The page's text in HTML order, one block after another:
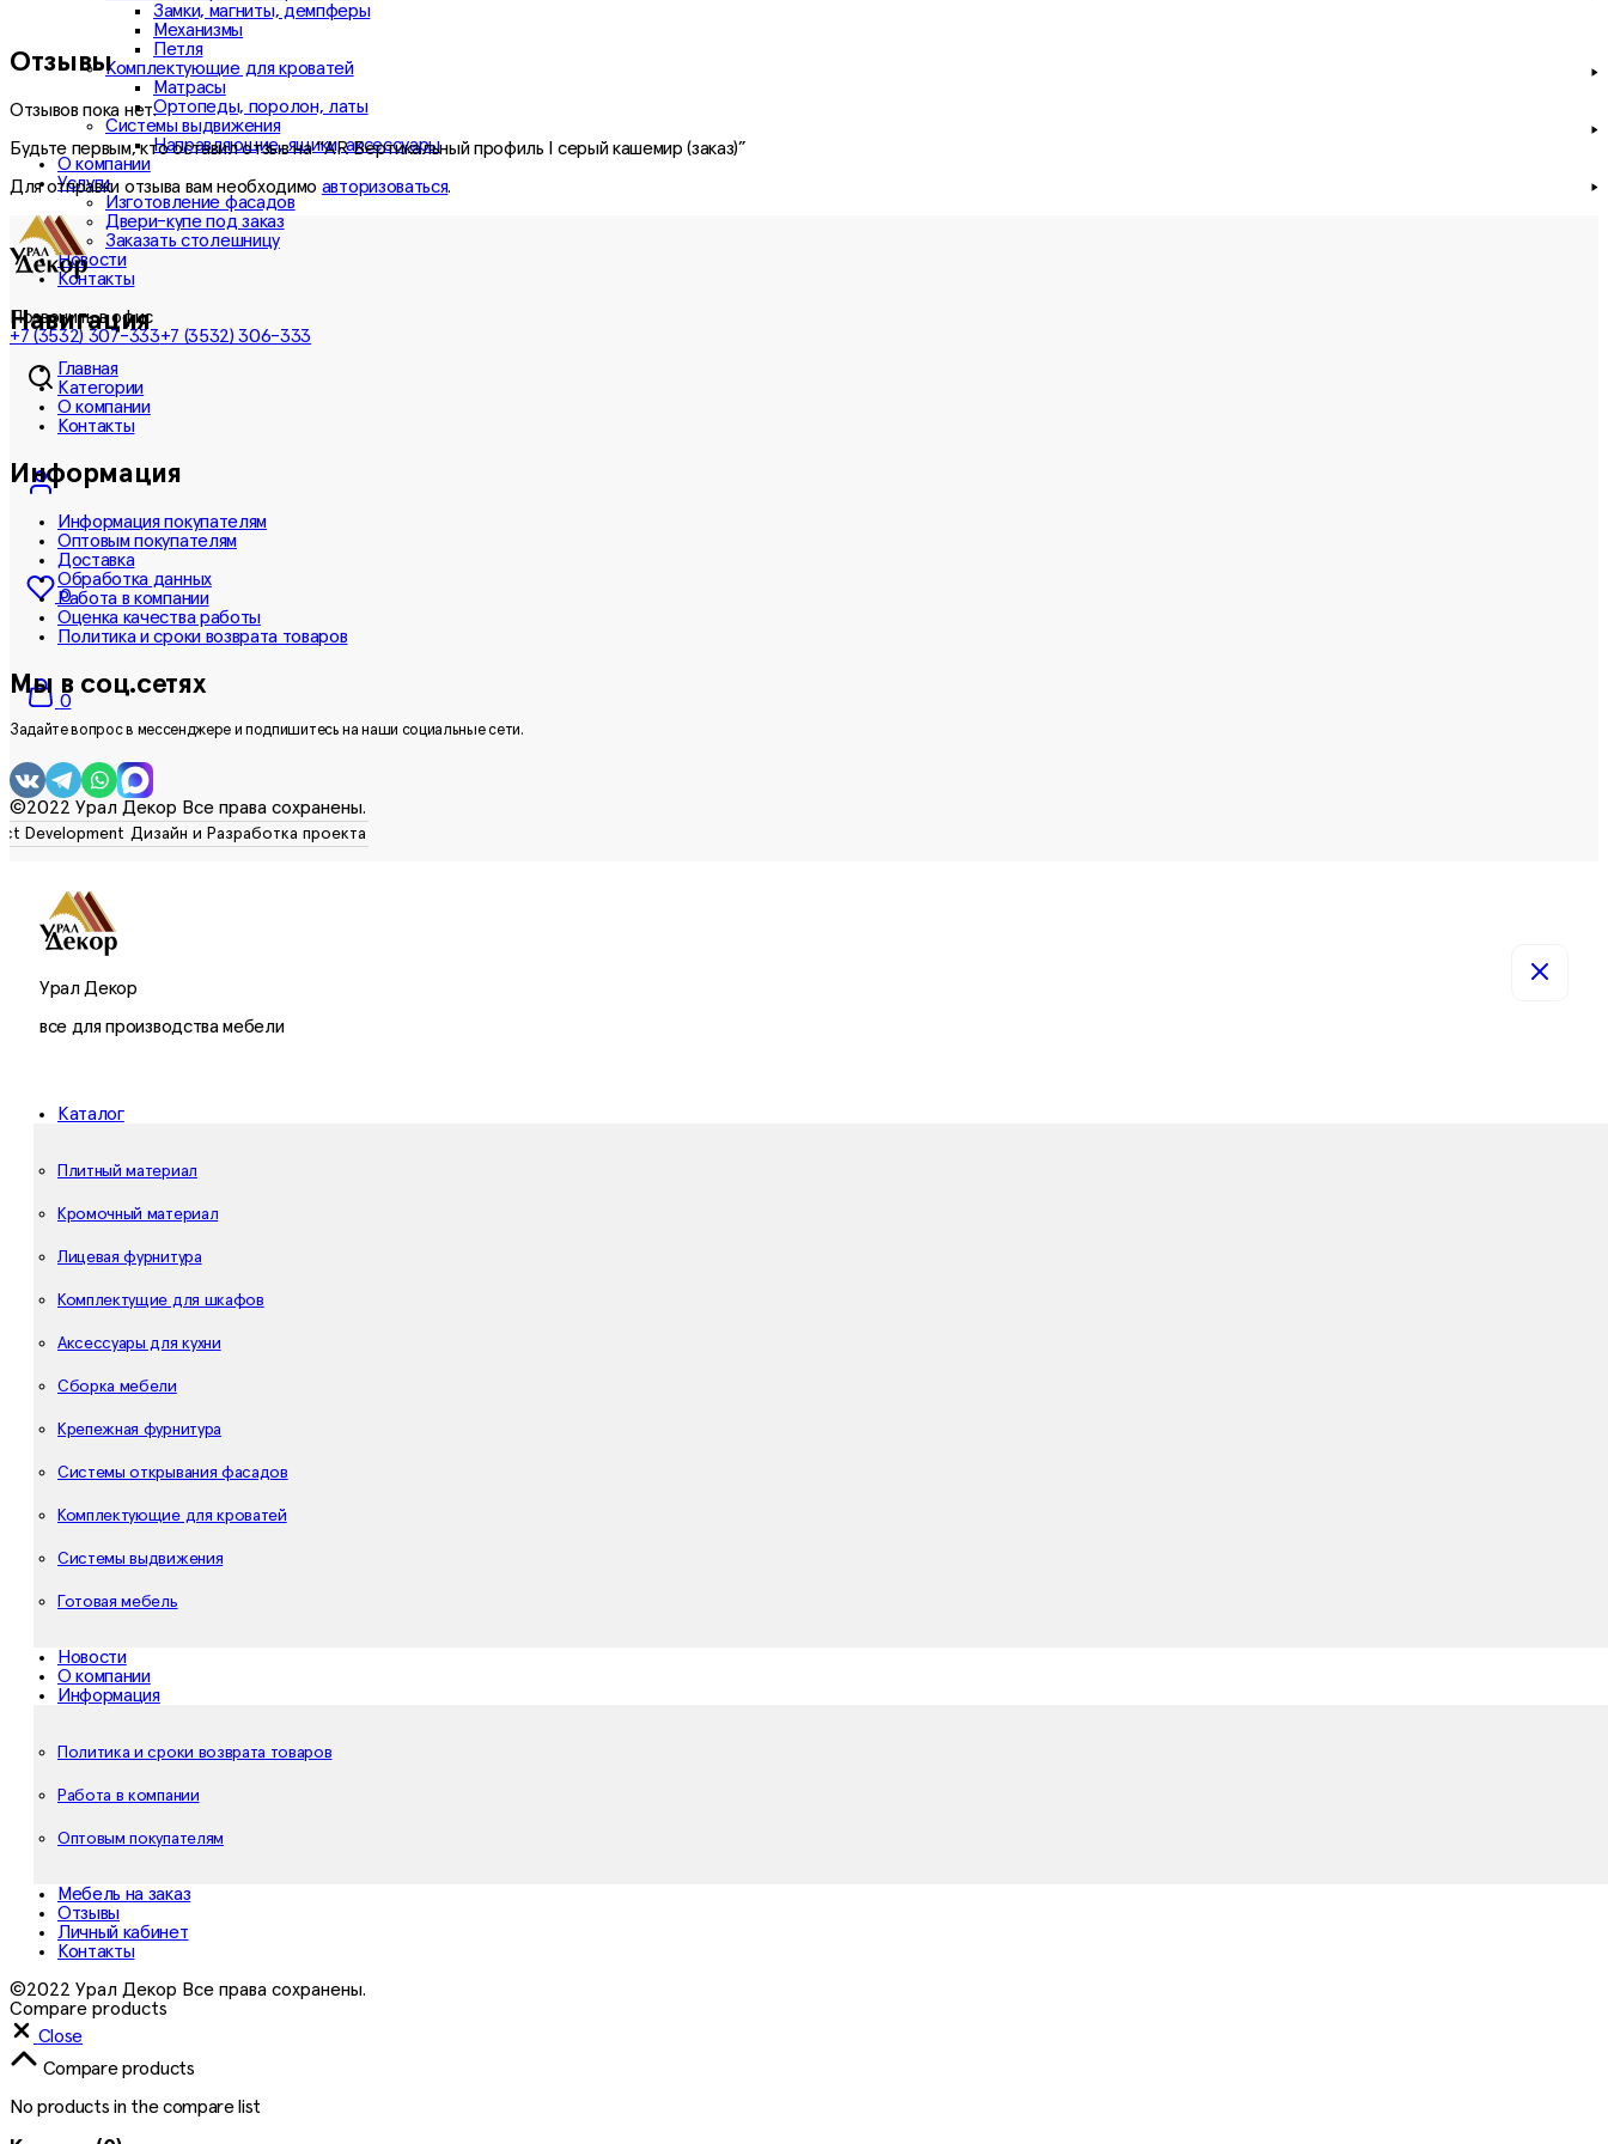
Замки, магниты, демпферы
Механизмы
Петля
Комплектующие для кроватей
Матрасы
Ортопеды, поролон, латы
Системы выдвижения
Направляющие, ящики, аксессуары
О компании
Услуги
Изготовление фасадов
Двери-купе под заказ
Заказать столешницу
Новости
Контакты
Позвонить в офис
+7 (3532) 307-333+7 (3532) 306-333
0
0
Отзывы
Отзывов пока нет.
Будьте первым, кто оставил отзыв на “AR Вертикальный профиль I серый кашемир (заказ)”
Для отправки отзыва вам необходимо авторизоваться.
Навигация
Главная
Категории
О компании
Контакты
Информация
Информация покупателям
Оптовым покупателям
Доставка
Обработка данных
Работа в компании
Оценка качества работы
Политика и сроки возврата товаров
Мы в соц.сетях
Задайте вопрос в мессенджере и подпишитесь на наши социальные сети.
©2022 Урал Декор Все права сохранены.
Урал Декор
все для производства мебели
Каталог
Плитный материал
Кромочный материал
Лицевая фурнитура
Комплектущие для шкафов
Аксессуары для кухни
Сборка мебели
Крепежная фурнитура
Системы открывания фасадов
Комплектующие для кроватей
Системы выдвижения
Готовая мебель
Новости
О компании
Информация
Политика и сроки возврата товаров
Работа в компании
Оптовым покупателям
Мебель на заказ
Отзывы
Личный кабинет
Контакты
©2022 Урал Декор Все права сохранены.
Compare products
Close
Compare products
No products in the compare list